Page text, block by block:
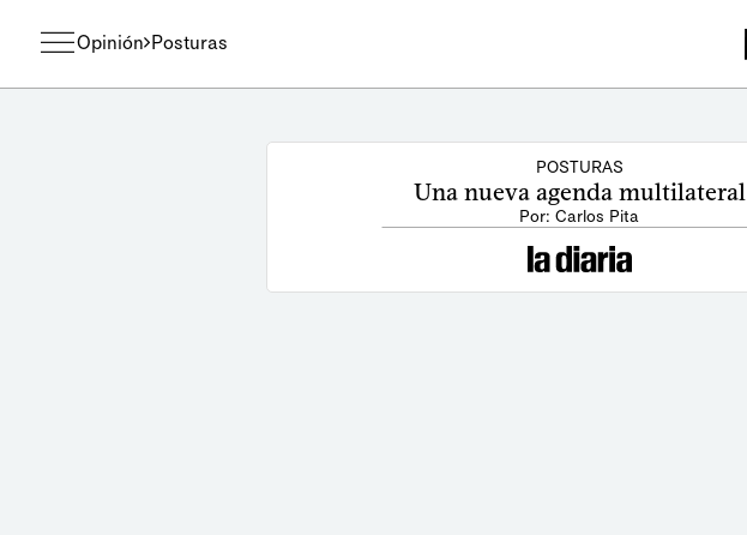
Opinión Posturas
POSTURAS
Una nueva agenda multilateral
Por: Carlos Pita